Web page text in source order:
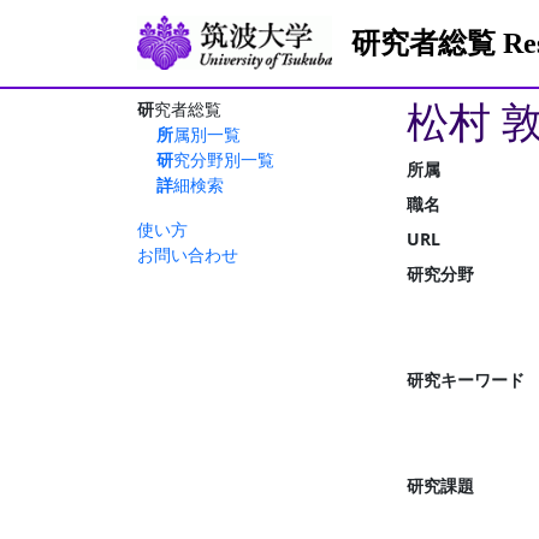
研究者総覧
研究者総覧
所属別一覧
研究分野別一覧
詳細検索
使い方
お問い合わせ
松村
所属
職名
URL
研究分野
研究キーワード
研究課題